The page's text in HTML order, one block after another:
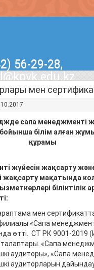
56-29-28,
Проспект Кобыланды
мен
десапа менеджменті ж
білім алған
құрамы
і жүйесін жақсарту
жақсарту мақатында
біліктілік
мен
«Сапа
өтті. СТ РК 9001-2019
«Сапа
аудиторы», «Сапа
аудиторларын